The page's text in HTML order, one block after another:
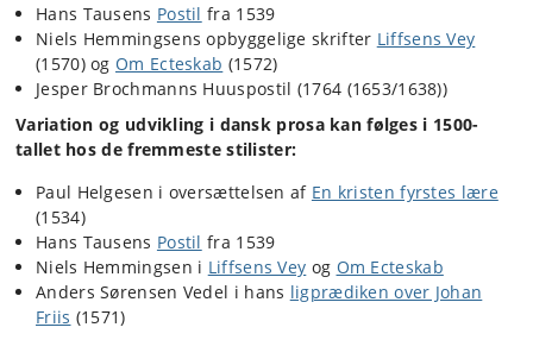
Hans Tausens Postil fra 1539
Niels Hemmingsens opbyggelige skrifter Liffsens Vey
(1570) og Om Ecteskab (1572)
Jesper Brochmanns Huuspostil (1764 (1653/1638))
Variation og udvikling i dansk prosa kan følges i 1500-
tallet hos de fremmeste stilister:
Paul Helgesen i oversættelsen af En kristen fyrstes lære
(1534)
Hans Tausens Postil fra 1539
Niels Hemmingsen i Liffsens Vey og Om Ecteskab
Anders Sørensen Vedel i hans ligprædiken over Johan
Friis (1571)